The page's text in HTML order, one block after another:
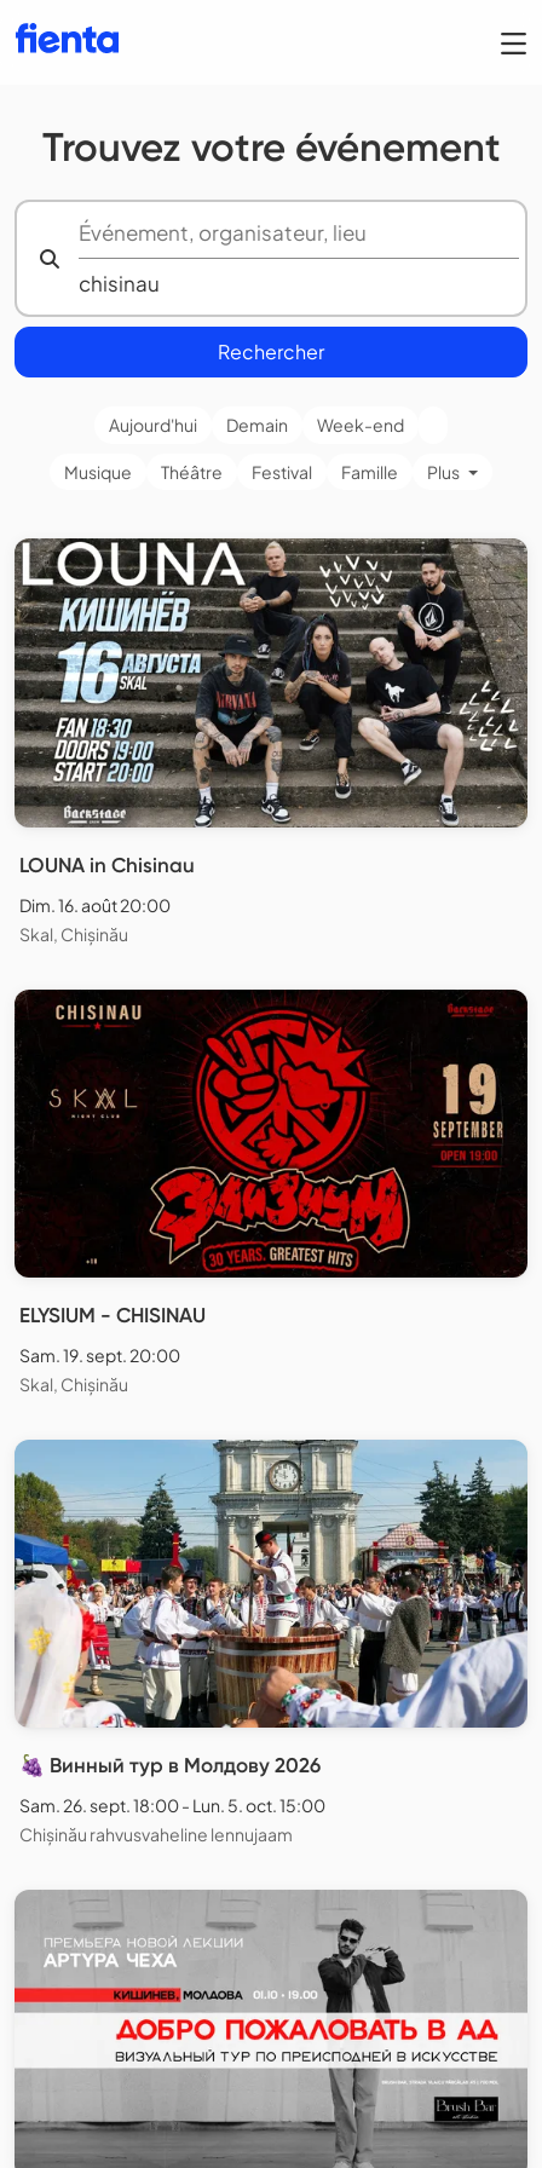
Trouvez votre événement
Rechercher
Aujourd'hui Demain Week-end
Musique Théâtre Festival Famille Plus
LOUNA in Chisinau
Dim. 16. août 20:00
Skal, Chișinău
ELYSIUM - CHISINAU
Sam. 19. sept. 20:00
Skal, Chișinău
🍇 Винный тур в Молдову 2026
Sam. 26. sept. 18:00 - Lun. 5. oct. 15:00
Chișinău rahvusvaheline lennujaam